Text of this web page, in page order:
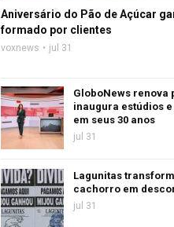
Aniversário do Pão de Açúcar
formado por clientes
voxnews jul 31
GloboNews renova
inaugura estúdios
em seus 30 anos
jul 31
Lagunitas
cachorro em
jul 31